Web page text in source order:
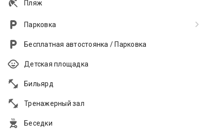
Пляж
Парковка
Бесплатная автостоянка / Парковка
Детская площадка
Бильярд
Тренажерный зал
Беседки